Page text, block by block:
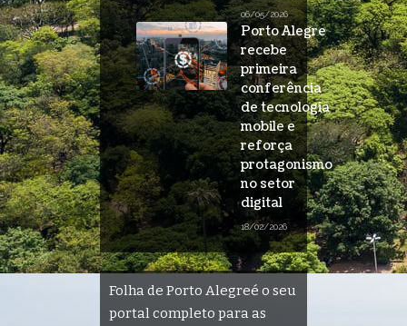
06/05/2026
Porto Alegre
recebe
primeira
conferência
de tecnologia
mobile e
reforça
protagonismo
no setor
digital
18/02/2026
Folha de Porto Alegreé o seu
portal completo para as